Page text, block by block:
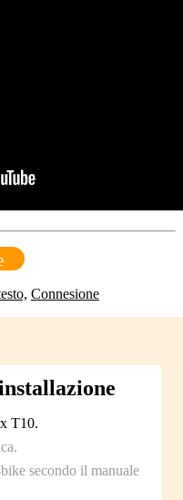
Connesione
T10.
secondo il manuale